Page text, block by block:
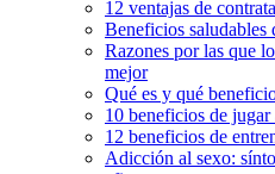
12 ventajas de
Beneficios saludables
Razones por las que
mejor
Qué es y qué
10 beneficios de jugar
12 beneficios de
Adicción al sexo: